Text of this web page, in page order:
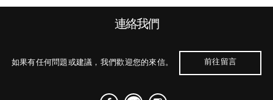
連絡我們
如果有任何問題或建議，我們歡迎您的來信。 前往留言